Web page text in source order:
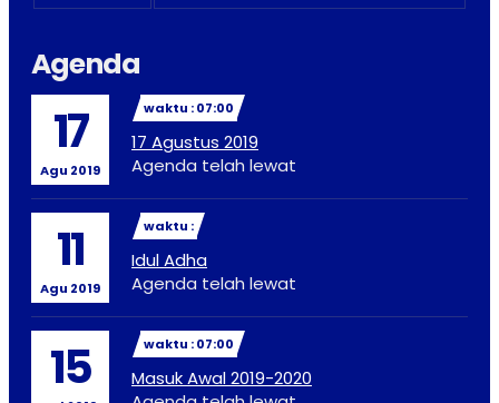
Agenda
17
Agu 2019
waktu : 07:00
17 Agustus 2019
Agenda telah lewat
11
Agu 2019
waktu :
Idul Adha
Agenda telah lewat
15 waktu : 07:00
Masuk Awal 2019-2020